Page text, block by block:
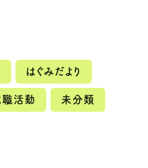
はぐみだより
職活動 未分類